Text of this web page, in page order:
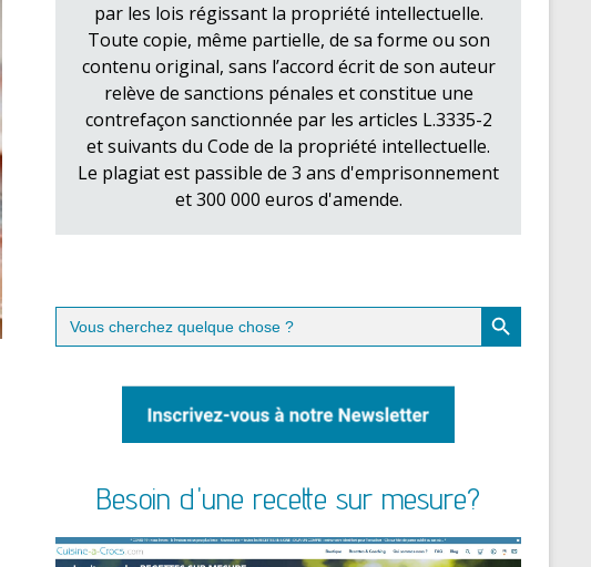
par les lois régissant la propriété intellectuelle.
Toute copie, même partielle, de sa forme ou son
contenu original, sans l’accord écrit de son auteur
relève de sanctions pénales et constitue une
contrefaçon sanctionnée par les articles L.3335-2
et suivants du Code de la propriété intellectuelle.
Le plagiat est passible de 3 ans d'emprisonnement
et 300 000 euros d'amende.
Search
for:
Search Button
Besoin d'une recette sur mesure?